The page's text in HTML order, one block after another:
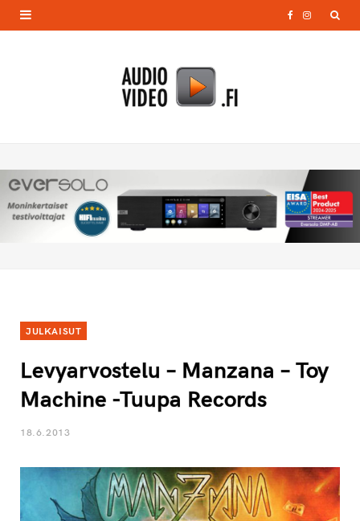
o
k
I
r
a
JULKAISUT
Levyarvostelu – Manzana – Toy
Machine -Tuupa Records
18.6.2013